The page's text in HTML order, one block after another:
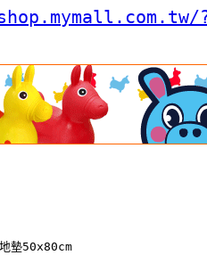
墊50x80cm